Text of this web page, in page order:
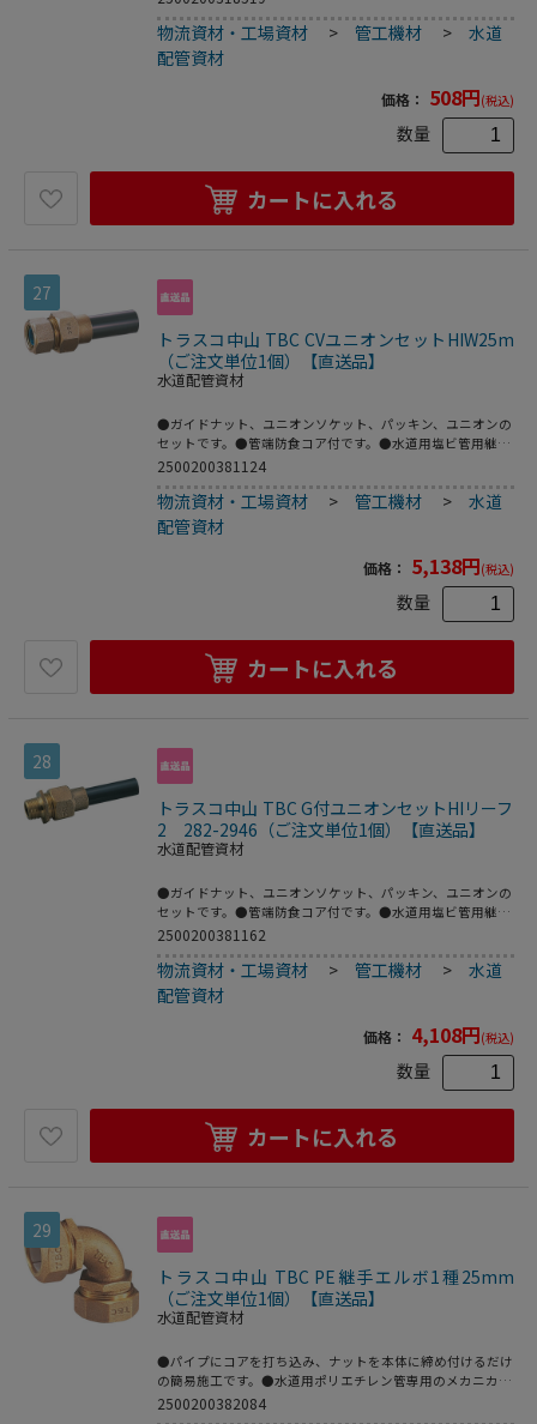
物流資材・工場資材 >管工機材 >水道
配管資材
価格： 508円(税込)
数量
カートに入れる
27
トラスコ中山 TBC CVユニオンセットHIW25m
（ご注文単位1個）【直送品】
水道配管資材
●ガイドナット、ユニオンソケット、パッキン、ユニオンの
セットです。●管端防食コア付です。●水道用塩ビ管用継
手。●品名：“塩ビ管用継手”(ガイド付メネジ)●呼び径
品●青銅鋳物●塩ビ管
2500200381124
物流資材・工場資材 >管工機材 >水道
配管資材
価格： 5,138円(税込)
数量
カートに入れる
28
トラスコ中山 TBC G付ユニオンセットHIリーフ
2 282-2946（ご注文単位1個）【直送品】
水道配管資材
●ガイドナット、ユニオンソケット、パッキン、ユニオンの
セットです。●管端防食コア付です。●水道用塩ビ管用継
手。●品名：“塩ビ管用継手”(ガイド付オネジ)●呼び径
品●青銅鋳物●塩ビ管
2500200381162
物流資材・工場資材 >管工機材 >水道
配管資材
価格： 4,108円(税込)
数量
カートに入れる
29
トラスコ中山 TBC PE継手エルボ1種25mm
（ご注文単位1個）【直送品】
水道配管資材
●パイプにコアを打ち込み、ナットを本体に締め付けるだけ
の簡易施工です。●水道用ポリエチレン管専用のメカニカル
継手。●2層管用。●品名：“ＳＰジョイント”(エルボ)●呼
2500200382084